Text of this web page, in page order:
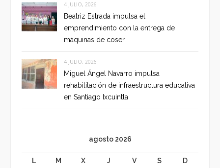
4 JULIO, 2026
Beatriz Estrada impulsa el
emprendimiento con la entrega de
máquinas de coser
4 JULIO, 2026
Miguel Ángel Navarro impulsa
rehabilitación de infraestructura educativa
en Santiago Ixcuintla
agosto 2026
L M X J V S D